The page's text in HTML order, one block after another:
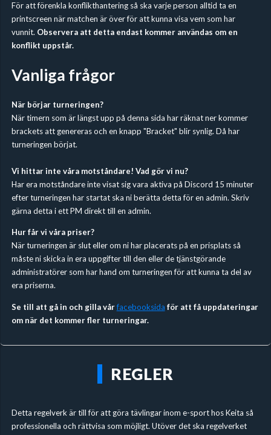
För att förenkla konflikthantering så ska varje person alltid ta en
printscreen när matchen är över för att kunna visa vem som har
vunnit. Observera att detta endast kommer användas om en
konflikt uppstår.
Vanliga frågor
När börjar turneringen?
När timern som är längst upp på denna sida har räknat ner kommer
brackets att genereras och en knapp "Bracket" blir synlig. Då har
turneringen börjat.
Vi hittar inte våra motståndare! Vad gör vi nu?
Har era motståndare inte visat sig vara aktiva på Discord 15 minuter
efter turneringen har startat ska ni berätta detta för en admin. Skriv
gärna detta i ett PM direkt till en admin.
Hur får vi våra priser?
När turneringen är slut eller om ni har placerats på en prisplats så
måste ni skicka in era uppgifter till den eller de tjänstgörande
administratörer som har hand om turneringen för att kunna ta del av
era priserna.
Se till att gå in och gilla vårfacebooksida för att få uppdateringar
om när det kommer fler turneringar.
REGLER
Detta regelverk är till för att göra tävlingar inom e-sport hos Keita så
professionella och rättvisa som möjligt. Utöver det ska regelverket